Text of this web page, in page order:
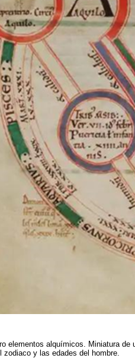
elementos alquímicos. Miniatura
zodiaco y las edades del hombre.